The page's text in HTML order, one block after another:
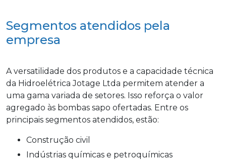
Segmentos atendidos pela
empresa
A versatilidade dos produtos e a capacidade técnica
da Hidroelétrica Jotage Ltda permitem atender a
uma gama variada de setores. Isso reforça o valor
agregado às bombas sapo ofertadas. Entre os
principais segmentos atendidos, estão:
Construção civil
Indústrias químicas e petroquímicas